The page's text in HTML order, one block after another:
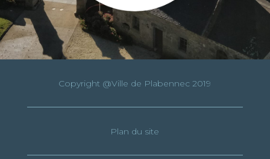
Copyright @Ville de Plabennec 2019
Plan du site